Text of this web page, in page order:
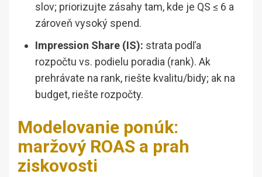
slov; priorizujte zásahy tam, kde je QS ≤ 6 a
zároveň vysoký spend.
Impression Share (IS): strata podľa
rozpočtu vs. podielu poradia (rank). Ak
prehrávate na rank, riešte kvalitu/bidy; ak na
budget, riešte rozpočty.
Modelovanie ponúk:
maržový ROAS a prah
ziskovosti